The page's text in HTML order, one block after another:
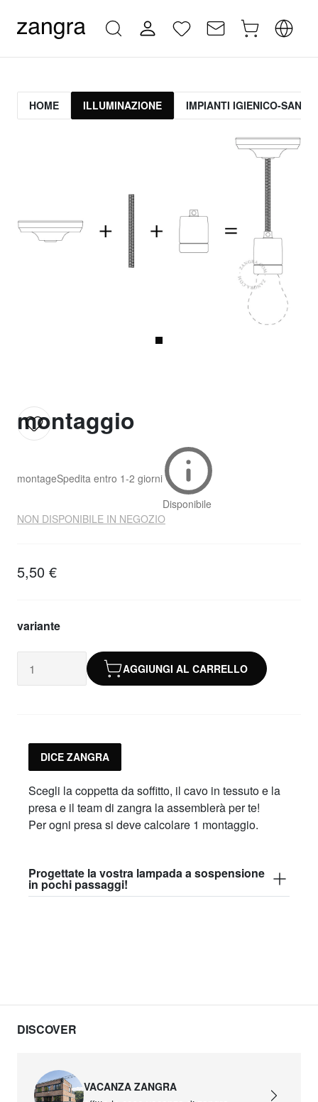
HOME ILLUMINAZIONE IMPIANTI IGIENICO-
montaggio
montageSpedita entro 1-2 giorni
Disponibile
NON DISPONIBILE IN NEGOZIO
5,50 €
variante
AGGIUNGI AL CARRELLO
DICE ZANGRA
Scegli la coppetta da soffitto, il cavo in tessuto e la
presa e il team di zangra la assemblerà per te!
Per ogni presa si deve calcolare 1 montaggio.
Progettate la vostra lampada a sospensione
in pochi passaggi!
DISCOVER
VACANZA ZANGRA